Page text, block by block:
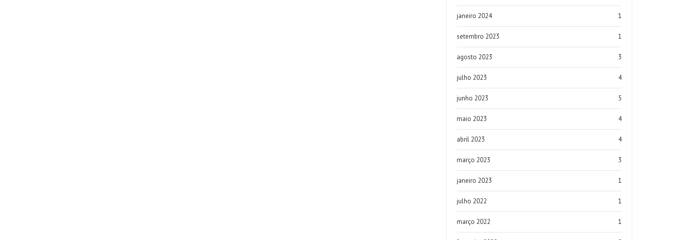
janeiro 2024 1
setembro 2023 1
agosto 2023 3
julho 2023 4
junho 2023 5
maio 2023 4
abril 2023 4
março 2023 3
janeiro 2023 1
julho 2022 1
março 2022 1